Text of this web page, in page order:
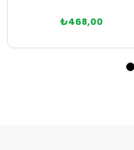
₺468,00